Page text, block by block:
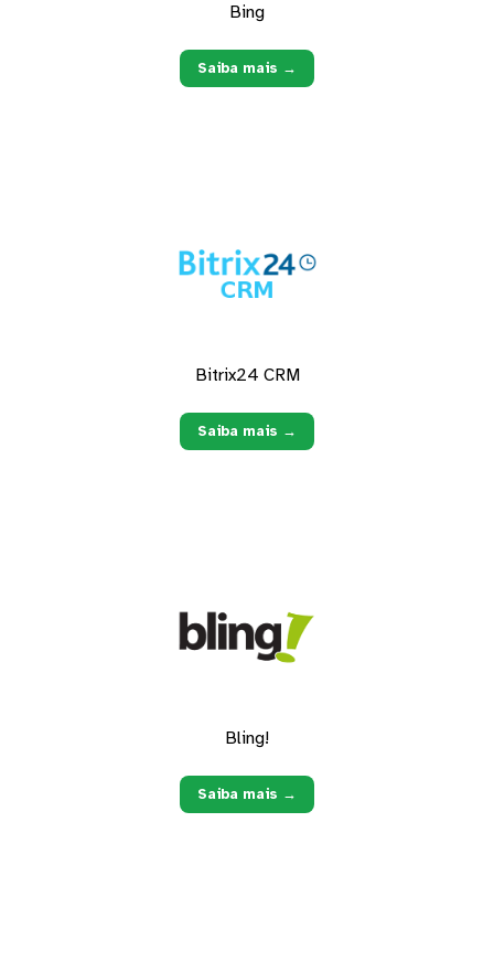
Bing
Saiba mais →
Bitrix24 CRM
Saiba mais →
Bling!
Saiba mais →